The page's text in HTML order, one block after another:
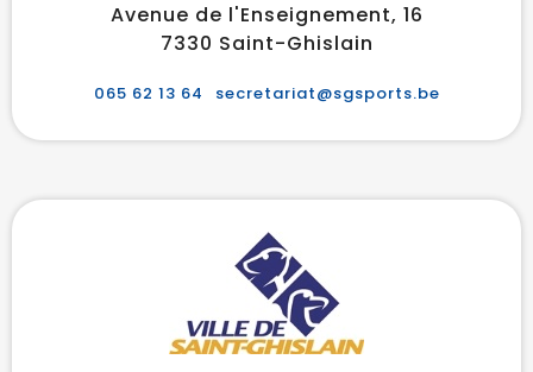
Avenue de l'Enseignement, 16
7330 Saint-Ghislain
065 62 13 64 secretariat@sgsports.be